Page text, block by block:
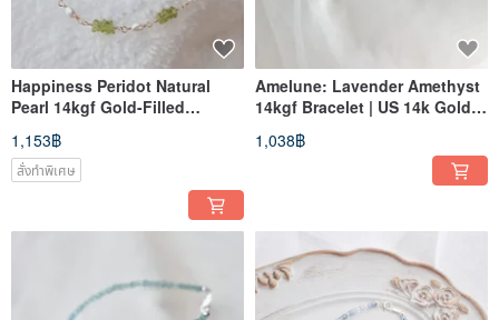
Happiness Peridot Natural
Pearl 14kgf Gold-Filled
Bracelet
1,153฿
สั่งทำพิเศษ
Amelune: Lavender Amethyst
14kgf Bracelet | US 14k Gold-
Filled | Japanese Minimalist
Fine Jewelry
1,038฿